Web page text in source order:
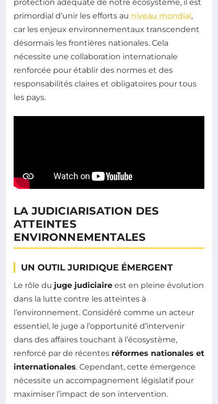
protection adéquate de notre écosystème, il est
primordial d’unir les efforts au niveau mondial ,
car les enjeux environnementaux transcendent
désormais les frontières nationales. Cela
nécessite une collaboration internationale
renforcée pour établir des normes et des
responsabilités claires et obligatoires pour tous
les pays.
LA JUDICIARISATION DES
ATTEINTES
ENVIRONNEMENTALES
UN OUTIL JURIDIQUE ÉMERGENT
Le rôle du juge judiciaire est en pleine évolution
dans la lutte contre les atteintes à
l’environnement. Considéré comme un acteur
essentiel, le juge a l’opportunité d’intervenir
dans des affaires touchant à l’écosystème,
renforcé par de récentes réformes nationales et
internationales. Cependant, cette émergence
nécessite un accompagnement législatif pour
maximiser l’impact de son intervention.